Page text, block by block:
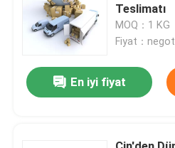
Ürün
Teslimatı
MOQ：1 KG
Fiyat：
En iyi fiyat